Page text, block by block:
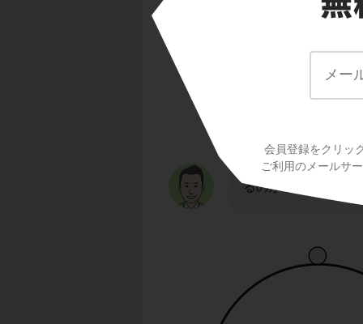
会員登録をクリッ
ご利用のメールサ
を利用して、物体
ので、仕事W Nは0
けが仕事をする の
るのがポイントです